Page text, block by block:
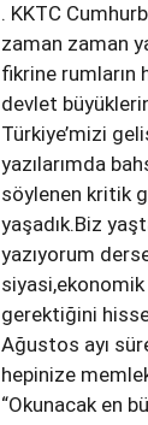
. KKTC
zaman zaman
fikrine rumların
devlet
Türkiye’mizi
yazılarımda
söylenen kritik
yaşadık.Biz
yazıyorum
gerektiğini
Ağustos ayı
hepinize
“Okunacak en